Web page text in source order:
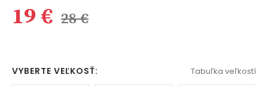
19 € 28 €
VYBERTE VEĽKOSŤ: Tabuľka veľkostí